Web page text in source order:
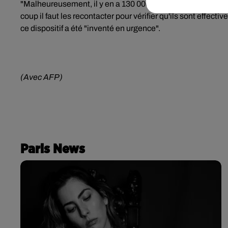
"Malheureusement, il y en a 130 000 pour lesquelles on
coup il faut les recontacter pour vérifier qu'ils sont
ce dispositif a été "inventé en urgence".
(Avec AFP)
Paris News